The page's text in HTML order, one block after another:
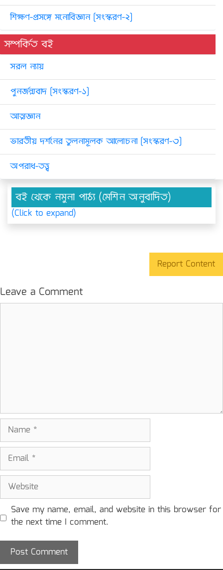
শিক্ষণ-প্রসঙ্গে মনোবিজ্ঞান [সংস্করণ-২]
সম্পর্কিত বই
সরল ন্যায়
পুনর্জন্মবাদ [সংস্করণ-১]
আত্মজ্ঞান
ভারতীয় দর্শনের তুলনামূলক আলোচনা [সংস্করণ-৩]
অপরাধ-তত্ত্ব
বই থেকে নমুনা পাঠ্য (মেশিন অনুবাদিত)
(Click to expand)
Report Content
Leave a Comment
Name
Email
Website
Save my name, email, and website in this browser for
the next time I comment.